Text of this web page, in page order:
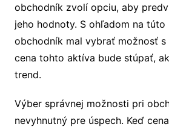
obchodník zvolí opciu, aby
jeho hodnoty. S ohľadom na túto
obchodník mal vybrať možnosť s
cena tohto aktíva bude stúpať,
trend.
Výber správnej možnosti pri
nevyhnutný pre úspech. Keď